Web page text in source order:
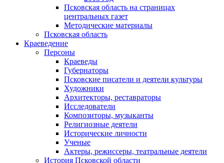
Псковская область на страницах
центральных газет
Методические материалы
Псковская область
Краеведение
Персоны
Краеведы
Губернаторы
Псковские писатели и деятели культуры
Художники
Архитекторы, реставраторы
Исследователи
Композиторы, музыканты
Религиозные деятели
Исторические личности
Ученые
Актеры, режиссеры, театральные деятели
История Псковской области